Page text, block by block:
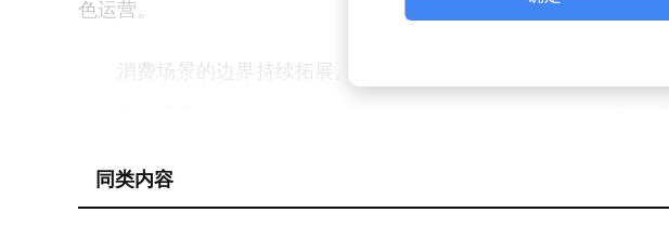
色运营。
消费场景的边界持续拓展。线上线下服务深度融合形成OMO模
同类内容